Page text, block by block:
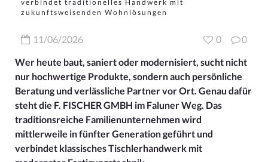
verbindet traditionelles Handwerk mit
zukunftsweisenden Wohnlösungen
11/06/2026 0
0
Wer heute baut, saniert oder modernisiert, sucht nicht
nur hochwertige Produkte, sondern auch persönliche
Beratung und verlässliche Partner vor Ort. Genau dafür
steht die F. FISCHER GMBH im Faluner Weg. Das
traditionsreiche Familienunternehmen wird
mittlerweile in fünfter Generation geführt und
verbindet klassisches Tischlerhandwerk mit